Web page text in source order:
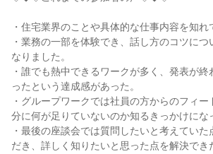
・住宅業界のことや具体的な仕事内容を知れ
・業務の一部を体験でき、話し方のコツにつ
なりました。
・誰でも熱中できるワークが多く、発表が
ったという達成感があった。
・グループワークでは社員の方からのフィー
分に何が足りていないのか知るきっかけにな
・最後の座談会では質問したいと考えていた
だき、詳しく知りたいと思った点を解決でき